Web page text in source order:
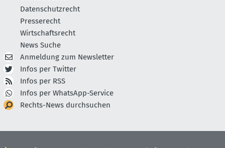
Datenschutzrecht
Presserecht
Wirtschaftsrecht
News Suche
Anmeldung zum Newsletter
Infos per Twitter
Infos per RSS
Infos per WhatsApp-Service
Rechts-News durchsuchen